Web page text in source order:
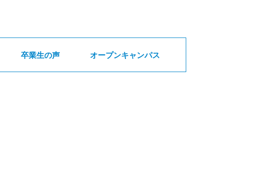
卒業生の声 オープンキャンパス